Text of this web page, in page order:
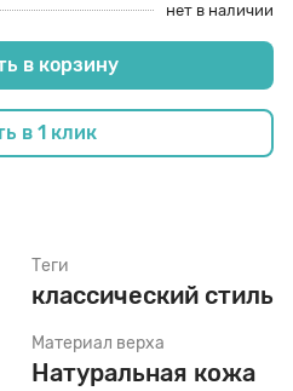
нет в наличии
в корзину
в 1 клик
Теги
классический стиль
Материал верха
Натуральная кожа